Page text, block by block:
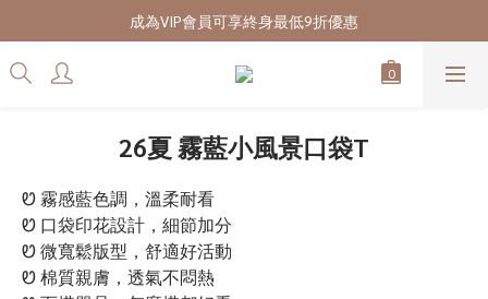
7/28-8/20 CUBi 收藏季全館買二送一
成為VIP會員可享終身最低9折優惠
7/28-8/20 CUBi 收藏季全館買二送一
26夏 霧藍小風景口袋T
Ꮼ 霧感藍色調，溫柔耐看
Ꮼ 口袋印花設計，細節加分
Ꮼ 微寬鬆版型，舒適好活動
Ꮼ 棉質親膚，透氣不悶熱